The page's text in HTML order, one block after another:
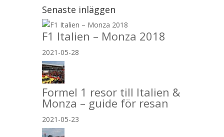
Senaste inläggen
F1 Italien – Monza 2018
2021-05-28
Formel 1 resor till Italien &
Monza – guide för resan
2021-05-23